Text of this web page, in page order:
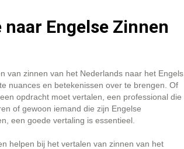
naar Engelse Zinnen
van zinnen van het Nederlands naar het Engels,
nuances en betekenissen over te brengen. Of
opdracht moet vertalen, een professional die
of gewoon iemand die zijn Engelse
een goede vertaling is essentieel.
helpen bij het vertalen van zinnen van het